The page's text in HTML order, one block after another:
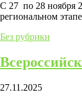
С 27 по 28 ноября
региональном
Без рубрики
27.11.2025